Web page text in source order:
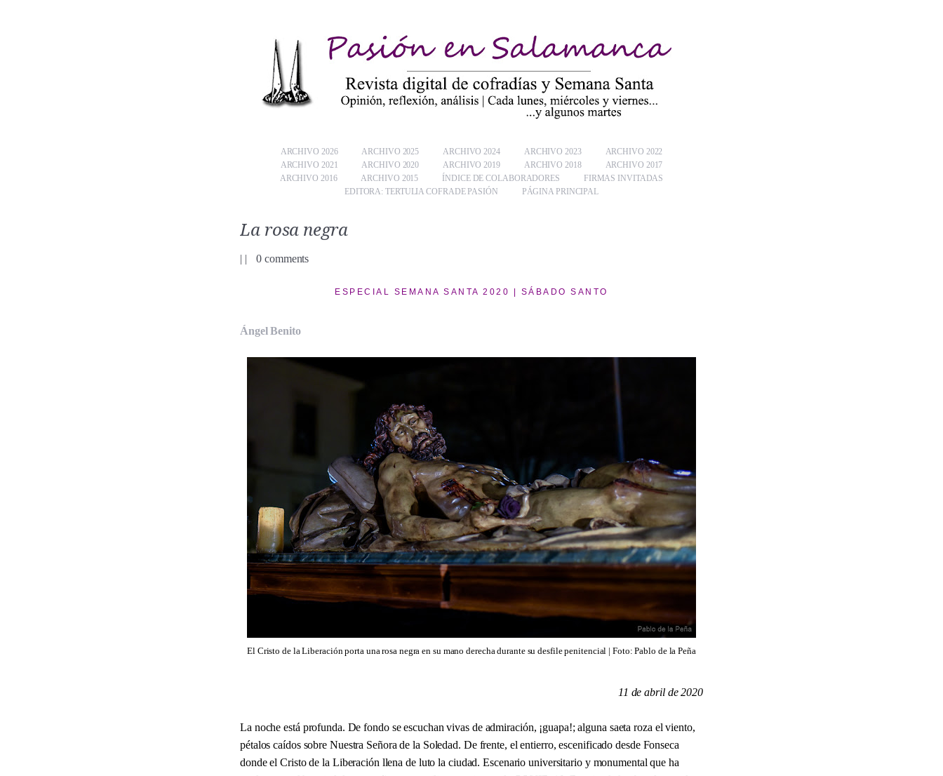
ARCHIVO 2026 ARCHIVO 2025 ARCHIVO 2024 ARCHIVO 2023
ARCHIVO 2022
ARCHIVO 2021
ARCHIVO 2020 ARCHIVO 2019 ARCHIVO 2018
ARCHIVO 2017
ARCHIVO 2016
ARCHIVO 2015 ÍNDICE DE COLABORADORES
FIRMAS INVITADAS
EDITORA: TERTULIA COFRADE PASIÓN
PÁGINA PRINCIPAL
La rosa negra
| | 0 comments
ESPECIAL SEMANA SANTA 2020 | SÁBADO SANTO
Ángel Benito
El Cristo de la Liberación porta una rosa negra en su mano derecha durante su desfile penitencial | Foto: Pablo de la Peña
11 de abril de 2020
La noche está profunda. De fondo se escuchan vivas de admiración, ¡guapa!; alguna saeta roza el viento,
pétalos caídos sobre Nuestra Señora de la Soledad. De frente, el entierro, escenificado desde Fonseca
donde el Cristo de la Liberación llena de luto la ciudad. Escenario universitario y monumental que ha